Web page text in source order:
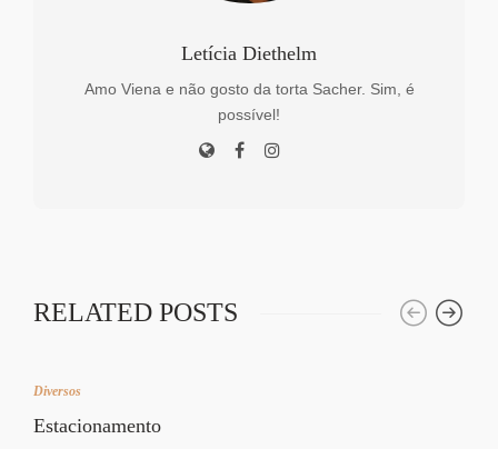
Letícia Diethelm
Amo Viena e não gosto da torta Sacher. Sim, é
possível!
RELATED POSTS
Diversos
Estacionamento